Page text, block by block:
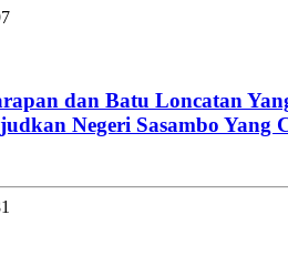
dan Batu Loncatan
Negeri Sasambo Yang